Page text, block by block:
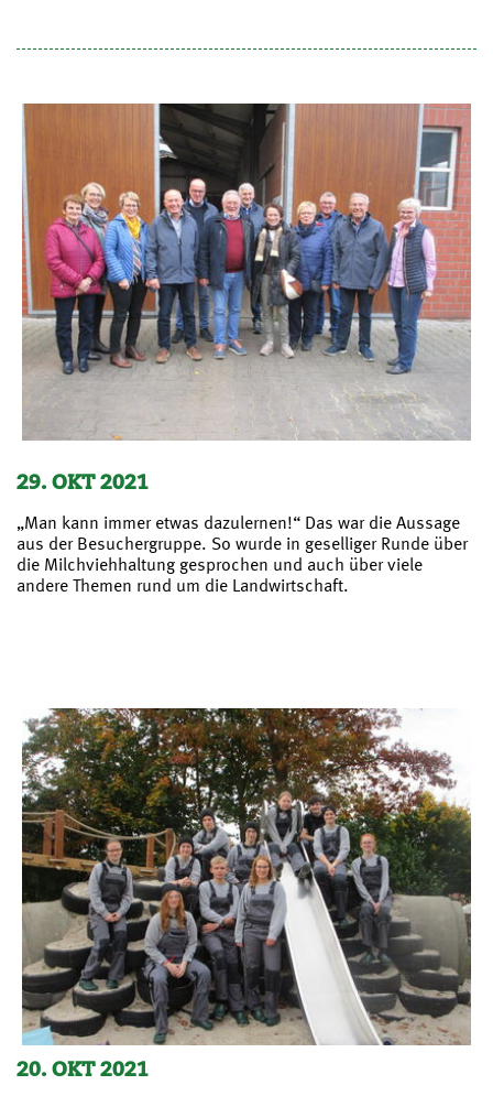
29. OKT 2021
„Man kann immer etwas dazulernen!“ Das war die Aussage
aus der Besuchergruppe. So wurde in geselliger Runde über
die Milchviehhaltung gesprochen und auch über viele
andere Themen rund um die Landwirtschaft.
20. OKT 2021